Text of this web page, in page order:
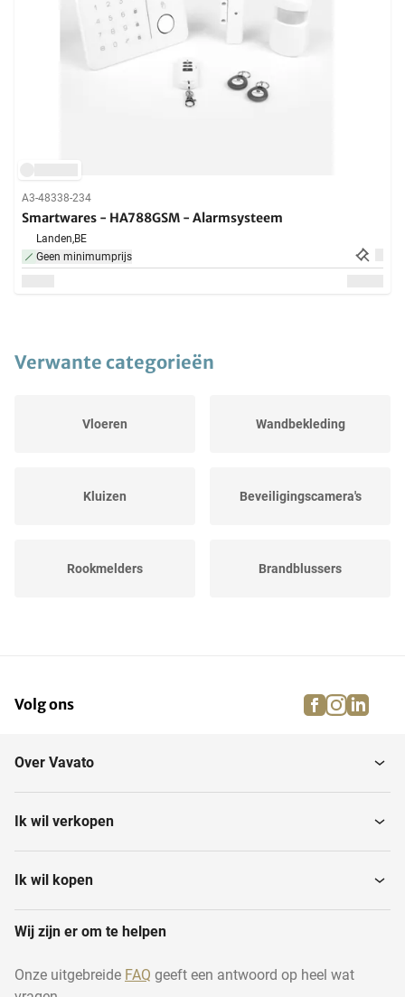
A3-48338-234
Smartwares - HA788GSM - Alarmsysteem
Landen,BE
Geen minimumprijs
Verwante categorieën
Vloeren Wandbekleding
Kluizen Beveiligingscamera's
Rookmelders Brandblussers
Blusdekens Overige brand- en...
Volg ons facebook
Over Vavato
Ik wil verkopen
Ik wil kopen
Wij zijn er om te helpen
Onze uitgebreide FAQ geeft een antwoord op heel wat